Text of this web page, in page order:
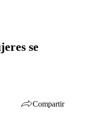
se
Compartir